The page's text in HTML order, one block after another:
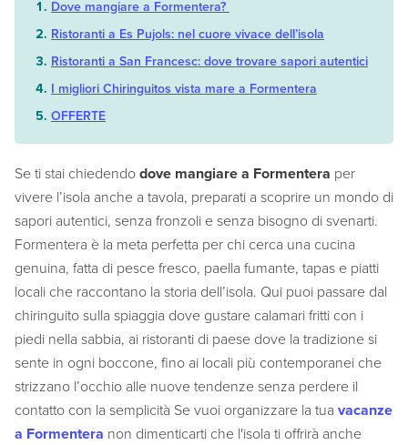
Dove mangiare a Formentera?
Ristoranti a Es Pujols: nel cuore vivace dell’isola
Ristoranti a San Francesc: dove trovare sapori autentici
I migliori Chiringuitos vista mare a Formentera
OFFERTE
Se ti stai chiedendodove mangiare a Formentera per
vivere l’isola anche a tavola, preparati a scoprire un mondo di
sapori autentici, senza fronzoli e senza bisogno di svenarti.
Formentera è la meta perfetta per chi cerca una cucina
genuina, fatta di pesce fresco, paella fumante, tapas e piatti
locali che raccontano la storia dell’isola. Qui puoi passare dal
chiringuito sulla spiaggia dove gustare calamari fritti con i
piedi nella sabbia, ai ristoranti di paese dove la tradizione si
sente in ogni boccone, fino ai locali più contemporanei che
strizzano l’occhio alle nuove tendenze senza perdere il
contatto con la semplicità Se vuoi organizzare la tua vacanze
a Formentera non dimenticarti che l'isola ti offrirà anche